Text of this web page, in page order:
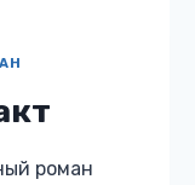
роман